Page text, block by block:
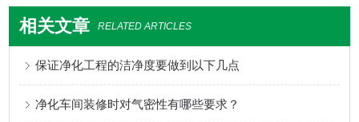
相关文章 RELATED ARTICLES
保证净化工程的洁净度要做到以下几点
净化车间装修时对气密性有哪些要求？